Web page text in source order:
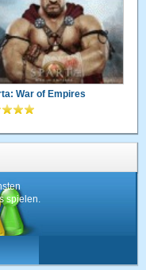
War of Empires
spielen.